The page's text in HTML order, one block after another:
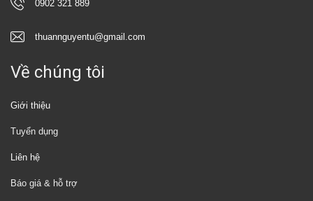
0902 321 889
thuannguyentu@gmail.com
Về chúng tôi
Giới thiệu
Tuyển dụng
Liên hệ
Báo giá & hỗ trợ